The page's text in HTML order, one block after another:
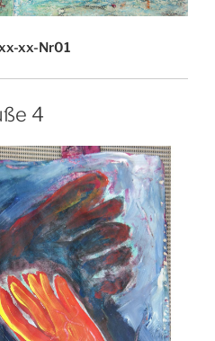
xx-Nr01
4